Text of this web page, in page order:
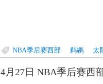
NBA季后赛西部 鹈鹕 太
4月27日 NBA季后赛西